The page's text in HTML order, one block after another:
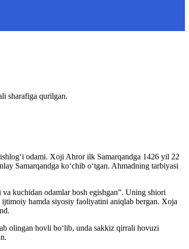
sharafiga qurilgan.
odami. Xoji Ahror ilk Samarqandga 1426 yil 22
Samarqandga ko‘chib o‘tgan. Ahmadning tarbiyasi
kuchidan odamlar bosh egishgan”. Uning shiori
hamda siyosiy faoliyatini aniqlab bergan. Xoja
olingan hovli bo‘lib, unda sakkiz qirrali hovuzi